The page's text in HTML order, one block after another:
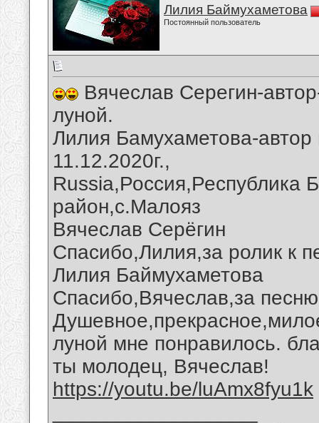
Лилия Баймухаметова
Постоянный пользователь
Вячеслав Серегин-
луной.
Лилия Бамухаметова-
11.12.2020г.,
Russia,Россия,Республика
район,с.Малояз
Вячеслав Серёгин
Спасибо,Лилия,за ролик к
Лилия Баймухаметова
Спасибо,Вячеслав,за
луной мне понравилось.
ты молодец, Вячеслав!
https://youtu.be/luAmx8fyu1k